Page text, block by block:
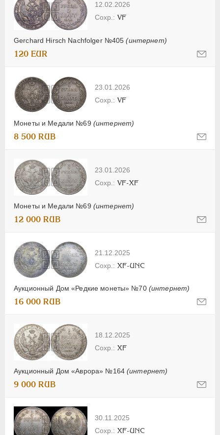
12.02.2026
Gerchard Hirsch Nachfolger №405(интернет)
VF
120 EUR
23.01.2026
Монеты и Медали №69 (интернет)
VF
8 500 RUB
23.01.2026
Монеты и Медали №69 (интернет)
VF-XF
12 000 RUB
21.12.2025
Аукционный Дом «Редкие монеты» №70 (интернет)
XF-UNC
16 000 RUB
18.12.2025
Аукционный Дом «Аврора» №164(интернет)
XF
9 000 RUB
30.11.2025
XF-UNC